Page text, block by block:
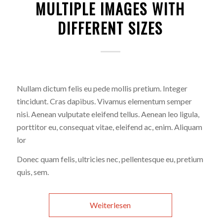
MULTIPLE IMAGES WITH
DIFFERENT SIZES
Nullam dictum felis eu pede mollis pretium. Integer
tincidunt. Cras dapibus. Vivamus elementum semper
nisi. Aenean vulputate eleifend tellus. Aenean leo ligula,
porttitor eu, consequat vitae, eleifend ac, enim. Aliquam
lor
Donec quam felis, ultricies nec, pellentesque eu, pretium
quis, sem.
Weiterlesen